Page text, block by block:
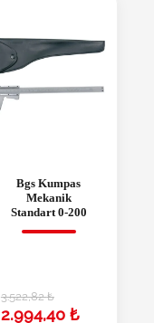
Bgs Kumpas
Mekanik
Standart 0-200
3.522,82₺
2.994,40 ₺